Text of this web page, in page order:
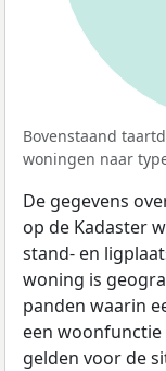
Bovenstaand
woningen naar
De gegevens
op de Kadaster
stand- en
woning is
panden waarin
een woonfunctie
gelden voor de